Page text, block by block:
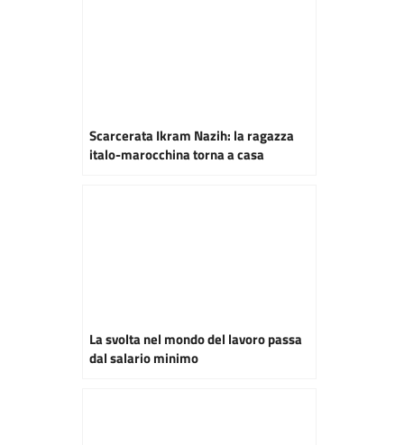
Scarcerata Ikram Nazih: la ragazza
italo-marocchina torna a casa
La svolta nel mondo del lavoro passa
dal salario minimo